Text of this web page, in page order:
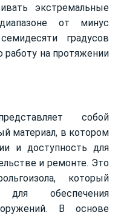
экстремальные
от минус
градусов
работу на протяжении
собой
материал, в котором
и доступность для
и ремонте. Это
который
для обеспечения
В основе